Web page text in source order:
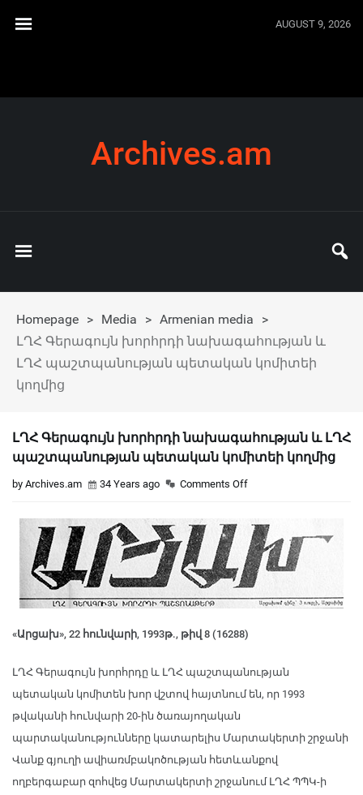
AUGUST 9, 2026
Archives.am
Homepage > Media > Armenian media
>
ԼՂՀ Գերագույն խորհրդի նախագահության և
ԼՂՀ պաշտպանության պետական կոմիտեի
կողմից
ԼՂՀ Գերագույն խորհրդի նախագահության և ԼՂՀ
պաշտպանության պետական կոմիտեի կողմից
by Archives.am 34 Years ago Comments Off
«Արցախ», 22 հունվարի, 1993թ., թիվ 8 (16288)
ԼՂՀ Գերագույն խորհրդը և ԼՂՀ պաշտպանության
պետական կոմիտեն խոր վշտով հայտնում են, որ 1993
թվականի հունվարի 20-ին ծառայողական
պարտականությունները կատարելիս Մարտակերտի շրջանի
Վանք գյուղի ավիառմբակոծության հետևանքով
ողբերգաբար զոհվեց Մարտակերտի շրջանում ԼՂՀ ՊՊԿ-ի